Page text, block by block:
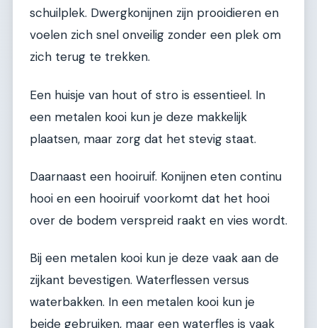
schuilplek. Dwergkonijnen zijn prooidieren en
voelen zich snel onveilig zonder een plek om
zich terug te trekken.
Een huisje van hout of stro is essentieel. In
een metalen kooi kun je deze makkelijk
plaatsen, maar zorg dat het stevig staat.
Daarnaast een hooiruif. Konijnen eten continu
hooi en een hooiruif voorkomt dat het hooi
over de bodem verspreid raakt en vies wordt.
Bij een metalen kooi kun je deze vaak aan de
zijkant bevestigen. Waterflessen versus
waterbakken. In een metalen kooi kun je
beide gebruiken, maar een waterfles is vaak